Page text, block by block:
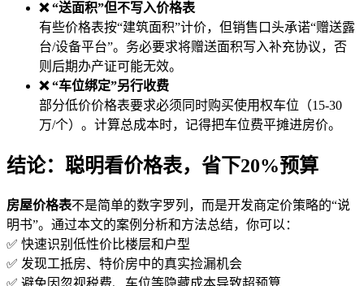
❌ “送面积”但不写入价格表
有些价格表按“建筑面积”计价，但销售口头承诺“赠送露
台/设备平台”。务必要求将赠送面积写入补充协议，否
则后期办产证可能无效。
❌ “车位绑定”另行收费
部分低价价格表要求必须同时购买使用权车位（15-30
万/个）。计算总成本时，记得把车位费平摊进房价。
结论：聪明看价格表，省下20%预算
房屋价格表不是简单的数字罗列，而是开发商定价策略的“说
明书”。通过本文的案例分析和方法总结，你可以：
✅ 快速识别低性价比楼层和户型
✅ 发现工抵房、特价房中的真实捡漏机会
✅ 避免因忽视税费、车位等隐藏成本导致超预算